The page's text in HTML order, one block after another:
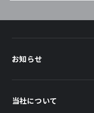
お知らせ
当社について